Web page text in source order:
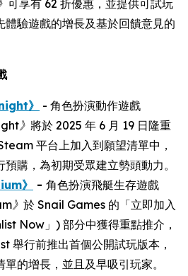
可享有 62 折優惠，並提供可試玩
體驗遊戲的增長及基於回饋意見的
》
- 角色扮演動作遊戲
》 將於 2025 年 6 月 19 日隆重
平台上加入到願望清單中，
購，為初期受眾建立勢頭動力。
》
- 角色扮演飛艇生存遊戲
》 於 Snail Games 的「立即加入
Now」) 部分中獲得重點推介，
舉行前推出首個公開試玩版本，
的增長，並且及早吸引玩家。